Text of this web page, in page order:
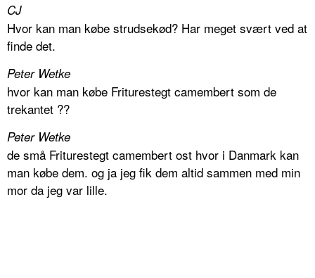
CJ
Hvor kan man købe strudsekød? Har meget svært ved at
finde det.
Peter Wetke
hvor kan man købe Friturestegt camembert som de
trekantet ??
Peter Wetke
de små Friturestegt camembert ost hvor i Danmark kan
man købe dem. og ja jeg fik dem altid sammen med min
mor da jeg var lille.